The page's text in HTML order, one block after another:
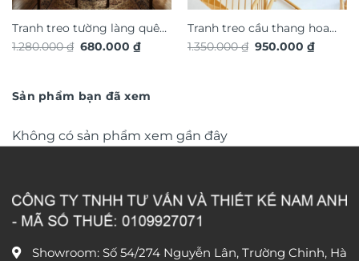
Tranh treo tường làng quê
Việt Nam TG4930S
1.280.000₫ Giá
680.000₫Giá
Tranh treo cầu thang hoa
nghệ thuật TG4935S
1.350.000₫ Giá
950.000₫Giá
Sản phẩm bạn đã xem
Không có sản phẩm xem gần đây
Showroom: Số 54/274 Nguyễn Lân, Trường Chinh, Hà